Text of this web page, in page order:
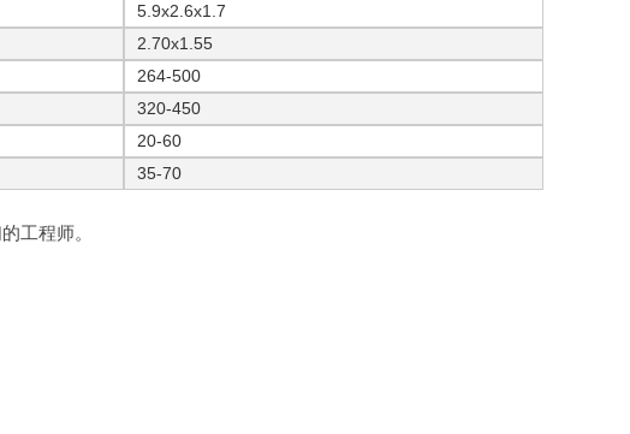
5.9x2.6x1.7
2.70x1.55
264-500
320-450
20-60
35-70
工程师。